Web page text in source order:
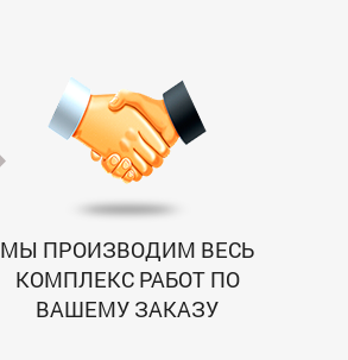
МЫ ПРОИЗВОДИМ ВЕСЬ
КОМПЛЕКС РАБОТ ПО
ВАШЕМУ ЗАКАЗУ